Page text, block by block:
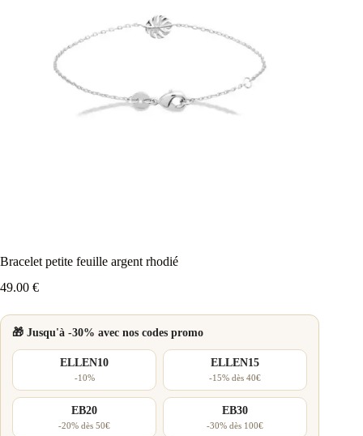
Bracelet petite feuille argent rhodié
49.00 €
🎁 Jusqu'à -30% avec nos codes promo
ELLEN10
-10%
ELLEN15
-15% dès 40€
EB20
-20% dès 50€
EB30
-30% dès 100€